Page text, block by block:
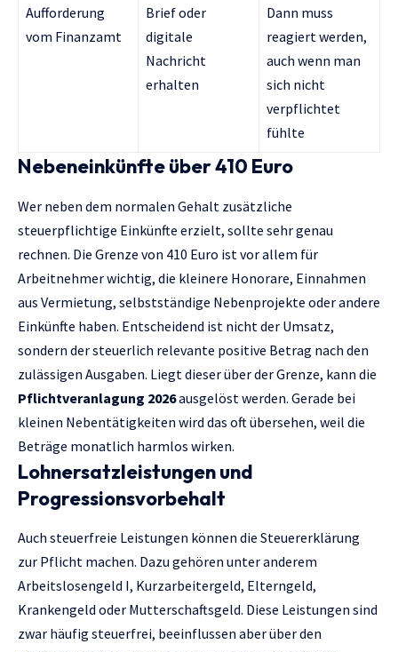
Aufforderung
vom Finanzamt
Brief oder
digitale
Nachricht
erhalten
Dann muss
reagiert werden,
auch wenn man
sich nicht
verpflichtet
fühlte
Nebeneinkünfte über 410 Euro
Wer neben dem normalen Gehalt zusätzliche
steuerpflichtige Einkünfte erzielt, sollte sehr genau
rechnen. Die Grenze von 410 Euro ist vor allem für
Arbeitnehmer wichtig, die kleinere Honorare, Einnahmen
aus Vermietung, selbstständige Nebenprojekte oder andere
Einkünfte haben. Entscheidend ist nicht der Umsatz,
sondern der steuerlich relevante positive Betrag nach den
zulässigen Ausgaben. Liegt dieser über der Grenze, kann die
Pflichtveranlagung 2026ausgelöst werden. Gerade bei
kleinen Nebentätigkeiten wird das oft übersehen, weil die
Beträge monatlich harmlos wirken.
Lohnersatzleistungen und
Progressionsvorbehalt
Auch steuerfreie Leistungen können die Steuererklärung
zur Pflicht machen. Dazu gehören unter anderem
Arbeitslosengeld I, Kurzarbeitergeld, Elterngeld,
Krankengeld oder Mutterschaftsgeld. Diese Leistungen sind
zwar häufig steuerfrei, beeinflussen aber über den